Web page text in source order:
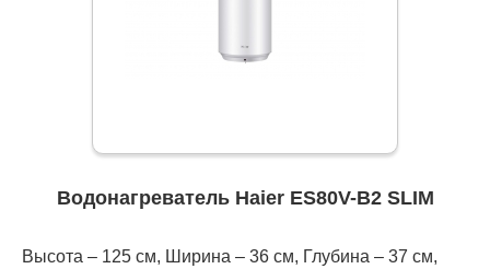
Водонагреватель Haier ES80V-B2 SLIM
Высота – 125 см, Ширина – 36 см, Глубина – 37 см,